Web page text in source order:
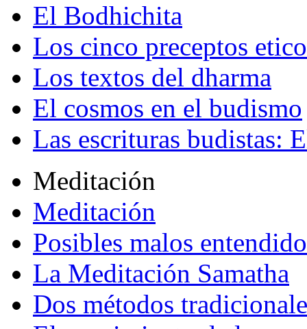
El Bodhichita
Los cinco preceptos
Los textos del dharma
El cosmos en el budismo
Las escrituras budistas:
Meditación
Meditación
Posibles malos
La Meditación Samatha
Dos métodos